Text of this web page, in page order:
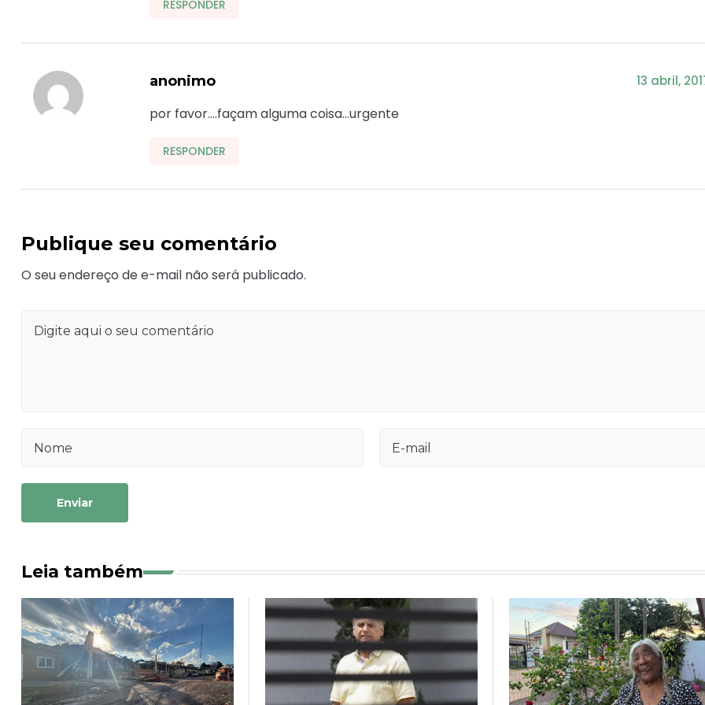
RESPONDER
anonimo 13 abril,
por favor….façam alguma coisa…urgente
RESPONDER
Publique seu comentário
O seu endereço de e-mail não será publicado.
Enviar
Leia também